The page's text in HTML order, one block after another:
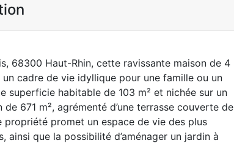
68300 Haut-Rhin, cette ravissante maison de 4
cadre de vie idyllique pour une famille ou un
superficie habitable de 103 m² et nichée sur un
de 671 m², agrémenté d’une terrasse couverte de
propriété promet un espace de vie des plus
ainsi que la possibilité d’aménager un jardin à